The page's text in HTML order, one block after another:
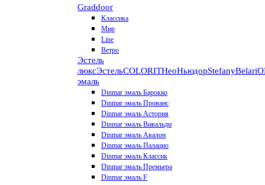
Graddoor
Классика
Мир
Line
Ветро
Эстель
люксЭстельCOLORITНеоНьюдорStefanyBelari
эмаль
Dinmar эмаль Барокко
Dinmar эмаль Прованс
Dinmar эмаль Астория
Dinmar эмаль Вивальди
Dinmar эмаль Авалон
Dinmar эмаль Палацио
Dinmar эмаль Классик
Dinmar эмаль Премьера
Dinmar эмаль F